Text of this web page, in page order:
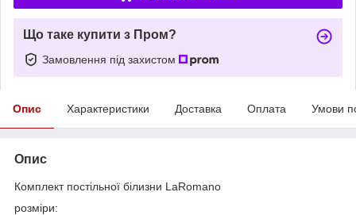
Що таке купити з Пром?
Замовлення під захистом
Опис Характеристики Доставка Оплата Умови
Опис
Комплект постільної білизни LaRomano
розміри: